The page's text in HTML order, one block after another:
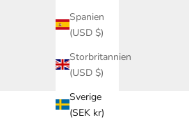
Spanien
(USD $)
Storbritannien
(USD $)
Sverige
(SEK kr)